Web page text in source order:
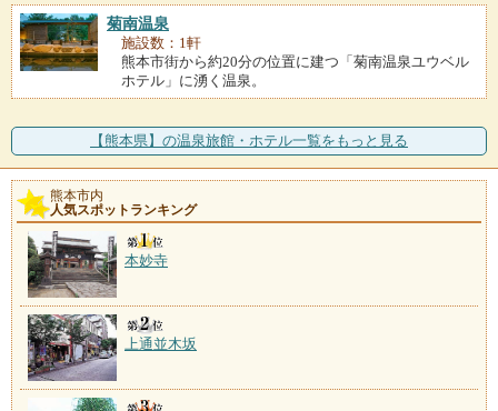
菊南温泉
施設数：1軒
熊本市街から約20分の位置に建つ「菊南温泉ユウベル
ホテル」に湧く温泉。
【熊本県】の温泉旅館・ホテル一覧をもっと見る
熊本市内
人気スポットランキング
本妙寺
上通並木坂